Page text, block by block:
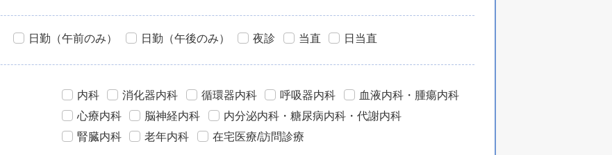
日勤（午前のみ） 日勤（午後のみ） 夜診 当直 日当直
内科 消化器内科 循環器内科 呼吸器内科
血液内科・腫瘍内科
心療内科
脳神経内科
内分泌内科・糖尿病内科・代謝内科
腎臓内科
老年内科 在宅医療/訪問診療